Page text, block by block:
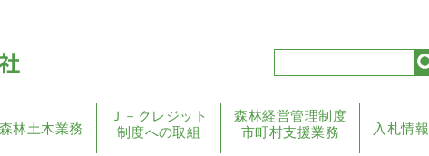
森林土木業務
Ｊ－クレジット
制度への取組
森林経営管理制度
市町村支援業務
入札情報